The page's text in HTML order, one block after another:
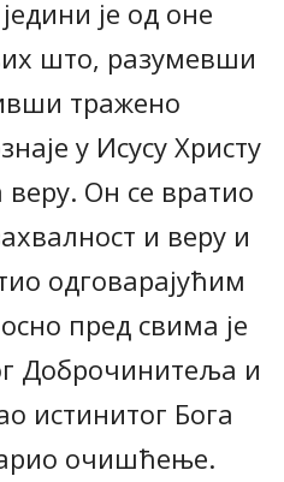
је од оне
што, разумевши
тражено
у Исусу Христу
веру. Он се вратио
и веру и
одговарајућим
пред свима је
Доброчинитеља и
истинитог Бога
очишћење.